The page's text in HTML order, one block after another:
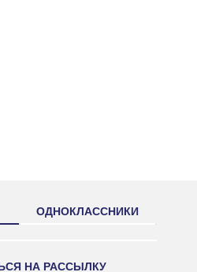
ОДНОКЛАССНИКИ
НА РАССЫЛКУ